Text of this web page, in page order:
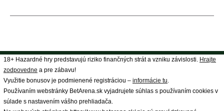
18+ Hazardné hry predstavujú riziko finančných strát a vzniku závislosti. Hrajte
zodpovedne a pre zábavu!
Využitie bonusov je podmienené registráciou – informácie tu.
Používaním webstránky BetArena.sk vyjadrujete súhlas s používaním cookies v
súlade s nastavením vášho prehliadača.